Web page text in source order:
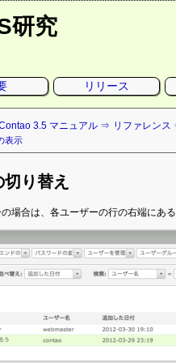
研究
リリース
3.5 マニュアル リファレンス
表示
り替え
場合は、各ユーザーの行の右端にある